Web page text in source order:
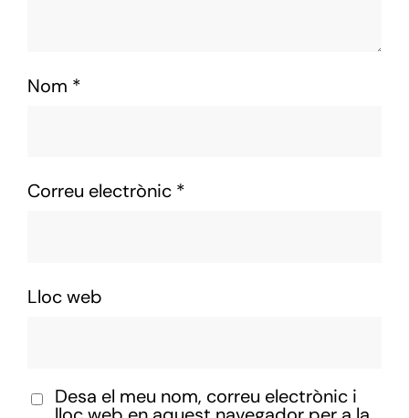
Nom *
Correu electrònic *
Lloc web
Desa el meu nom, correu electrònic i